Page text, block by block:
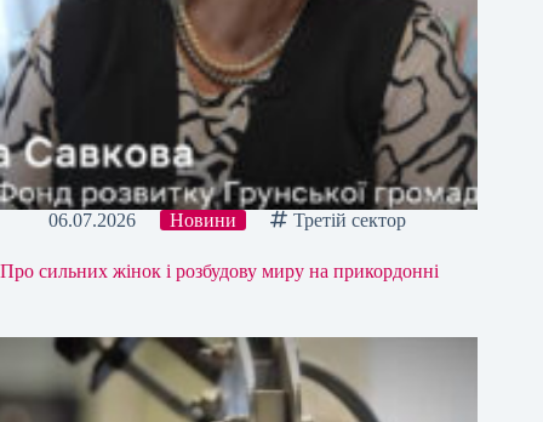
06.07.2026 Новини Третій сектор
Про сильних жінок і розбудову миру на прикордонні